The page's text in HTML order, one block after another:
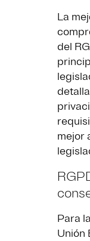
La
del
mejor
Para
Unión